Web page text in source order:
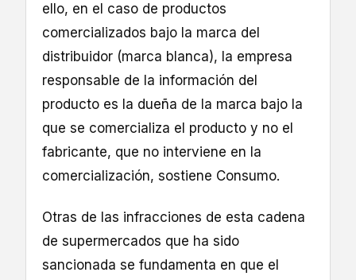
ello, en el caso de productos
comercializados bajo la marca del
distribuidor (marca blanca), la empresa
responsable de la información del
producto es la dueña de la marca bajo la
que se comercializa el producto y no el
fabricante, que no interviene en la
comercialización, sostiene Consumo.
Otras de las infracciones de esta cadena
de supermercados que ha sido
sancionada se fundamenta en que el